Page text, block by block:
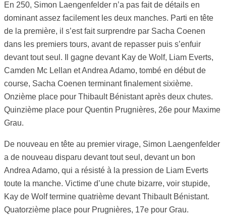
En 250, Simon Laengenfelder n’a pas fait de détails en
dominant assez facilement les deux manches. Parti en tête
de la première, il s’est fait surprendre par Sacha Coenen
dans les premiers tours, avant de repasser puis s’enfuir
devant tout seul. Il gagne devant Kay de Wolf, Liam Everts,
Camden Mc Lellan et Andrea Adamo, tombé en début de
course, Sacha Coenen terminant finalement sixième.
Onzième place pour Thibault Bénistant après deux chutes.
Quinzième place pour Quentin Prugnières, 26e pour Maxime
Grau.
De nouveau en tête au premier virage, Simon Laengenfelder
a de nouveau disparu devant tout seul, devant un bon
Andrea Adamo, qui a résisté à la pression de Liam Everts
toute la manche. Victime d’une chute bizarre, voir stupide,
Kay de Wolf termine quatrième devant Thibault Bénistant.
Quatorzième place pour Prugnières, 17e pour Grau.